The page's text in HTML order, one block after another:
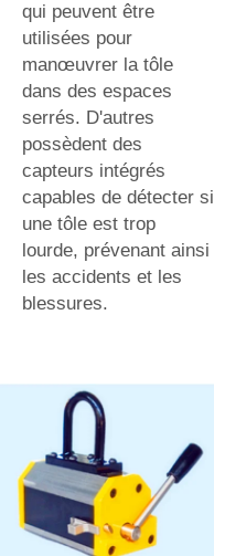
qui peuvent être
utilisées pour
manœuvrer la tôle
dans des espaces
serrés. D'autres
possèdent des
capteurs intégrés
capables de détecter si
une tôle est trop
lourde, prévenant ainsi
les accidents et les
blessures.